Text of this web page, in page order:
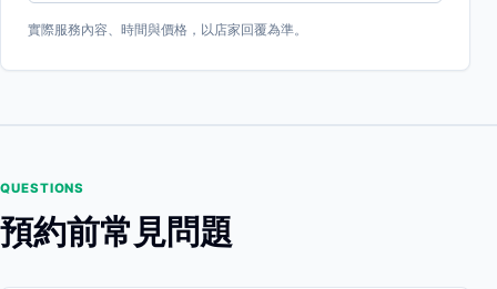
實際服務內容、時間與價格，以店家回覆為準。
QUESTIONS
預約前常見問題